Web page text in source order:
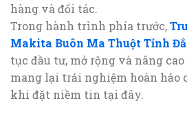
hàng và đối tác.
Trong hành trình phía trước,
Makita Buôn Ma Thuột Tỉnh
tục đầu tư, mở rộng và nâng
mang lại trải nghiệm hoàn hảo
khi đặt niềm tin tại đây.